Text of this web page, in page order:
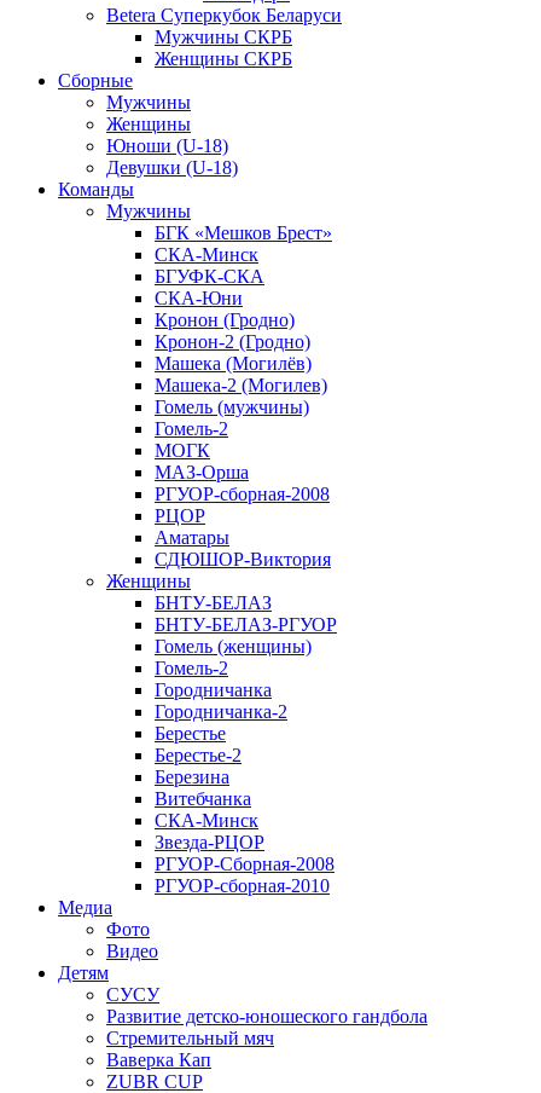
Betera Суперкубок Беларуси
Мужчины СКРБ
Женщины СКРБ
Сборные
Мужчины
Женщины
Юноши (U-18)
Девушки (U-18)
Команды
Мужчины
БГК «Мешков Брест»
СКА-Минск
БГУФК-СКА
СКА-Юни
Кронон (Гродно)
Кронон-2 (Гродно)
Машека (Могилёв)
Машека-2 (Могилев)
Гомель (мужчины)
Гомель-2
МОГК
МАЗ-Орша
РГУОР-сборная-2008
РЦОР
Аматары
СДЮШОР-Виктория
Женщины
БНТУ-БЕЛАЗ
БНТУ-БЕЛАЗ-РГУОР
Гомель (женщины)
Гомель-2
Городничанка
Городничанка-2
Берестье
Берестье-2
Березина
Витебчанка
СКА-Минск
Звезда-РЦОР
РГУОР-Сборная-2008
РГУОР-сборная-2010
Медиа
Фото
Видео
Детям
СУСУ
Развитие детско-юношеского гандбола
Стремительный мяч
Ваверка Кап
ZUBR CUP